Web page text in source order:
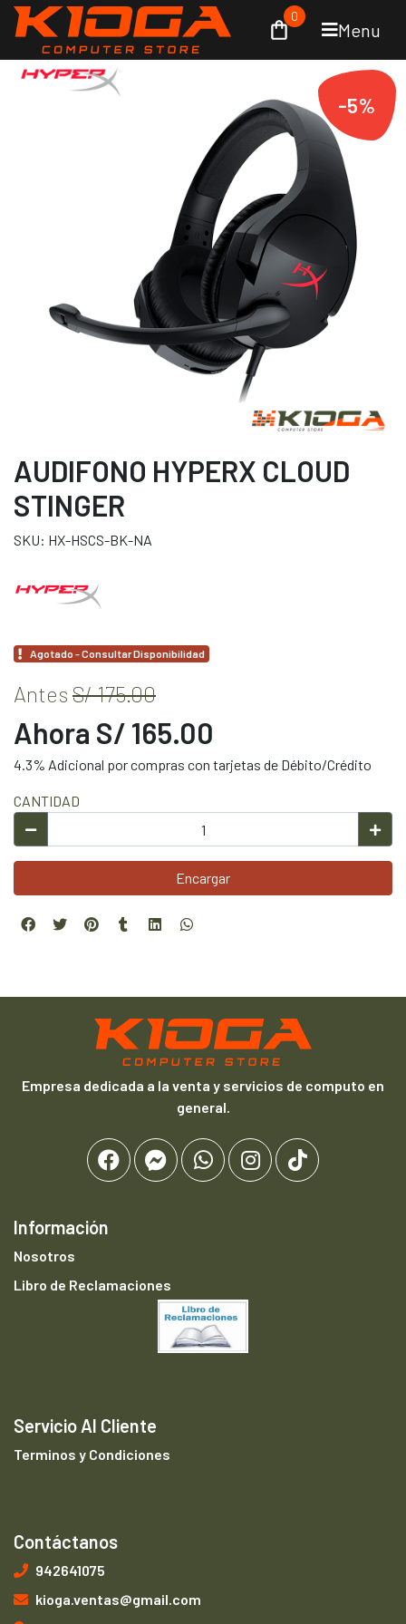
Menu
0
-5%
AUDIFONO HYPERX CLOUD
STINGER
SKU: HX-HSCS-BK-NA
Agotado - Consultar Disponibilidad
Antes S/ 175.00
Ahora S/ 165.00
4.3% Adicional por compras con tarjetas de Débito/Crédito
CANTIDAD
Encargar
Empresa dedicada a la venta y servicios de computo en
general.
Información
Nosotros
Libro de Reclamaciones
Servicio Al Cliente
Terminos y Condiciones
Contáctanos
942641075
kioga.ventas@gmail.com